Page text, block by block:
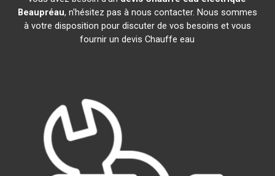
Beaupréau, n'hésitez pas à nous contacter. Nous sommes
à votre disposition pour discuter de vos besoins et vous
fournir un devis Chauffe eau